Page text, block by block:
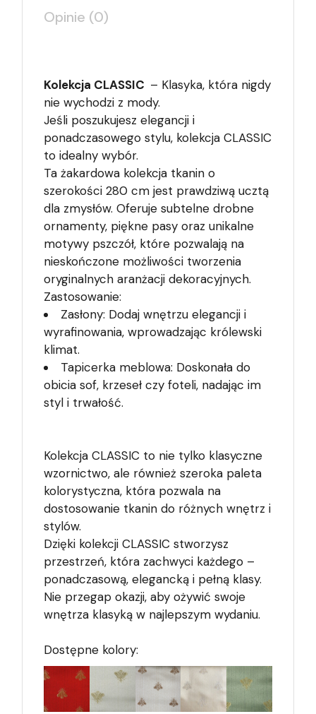
Opinie (0)
Kolekcja CLASSIC – Klasyka, która nigdy
nie wychodzi z mody.
Jeśli poszukujesz elegancji i
ponadczasowego stylu, kolekcja CLASSIC
to idealny wybór.
Ta żakardowa kolekcja tkanin o
szerokości 280 cm jest prawdziwą ucztą
dla zmysłów. Oferuje subtelne drobne
ornamenty, piękne pasy oraz unikalne
motywy pszczół, które pozwalają na
nieskończone możliwości tworzenia
oryginalnych aranżacji dekoracyjnych.
Zastosowanie:
Zasłony: Dodaj wnętrzu elegancji i
wyrafinowania, wprowadzając królewski
klimat.
Tapicerka meblowa: Doskonała do
obicia sof, krzeseł czy foteli, nadając im
styl i trwałość.
Kolekcja CLASSIC to nie tylko klasyczne
wzornictwo, ale również szeroka paleta
kolorystyczna, która pozwala na
dostosowanie tkanin do różnych wnętrz i
stylów.
Dzięki kolekcji CLASSIC stworzysz
przestrzeń, która zachwyci każdego –
ponadczasową, elegancką i pełną klasy.
Nie przegap okazji, aby ożywić swoje
wnętrza klasyką w najlepszym wydaniu.
Dostępne kolory: